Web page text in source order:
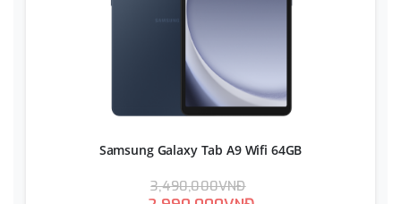
Samsung Galaxy Tab A9 Wifi 64GB
3,490,000VNĐ